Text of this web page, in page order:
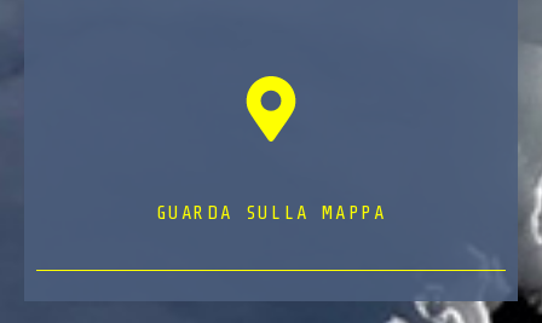
GUARDA SULLA MAPPA